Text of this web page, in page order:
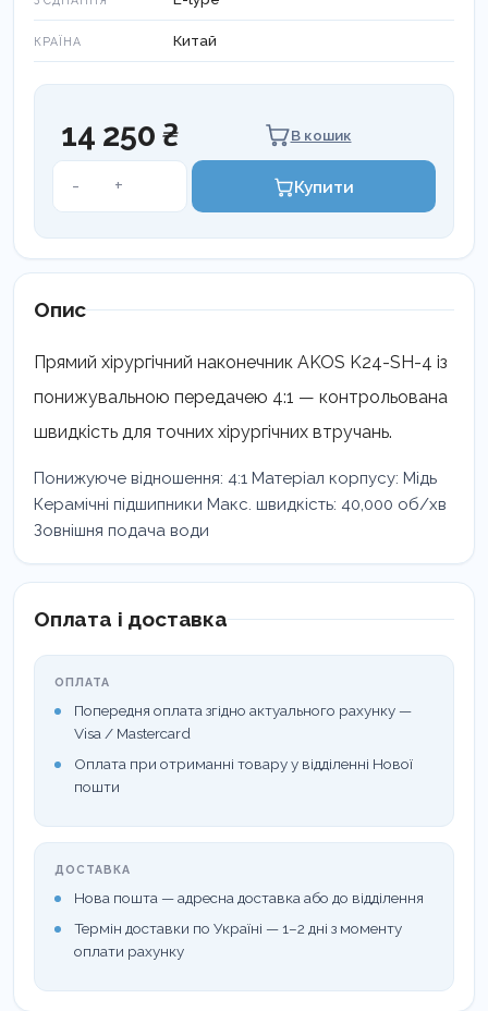
КРАЇНА Китай
14 250 ₴ В кошик
-
Наконечник
для
хірургії
SH-
кількість
+ Купити
Опис
Прямий хірургічний наконечник AKOS K24-SH-4 із
понижувальною передачею 4:1 — контрольована
швидкість для точних хірургічних втручань.
Понижуюче відношення: 4:1 Матеріал корпусу: Мідь
Керамічні підшипники Макс. швидкість: 40,000 об/хв
Зовнішня подача води
Оплата і доставка
ОПЛАТА
Попередня оплата згідно актуального рахунку —
Visa / Mastercard
Оплата при отриманні товару у відділенні Нової
пошти
ДОСТАВКА
Нова пошта — адресна доставка або до відділення
Термін доставки по Україні — 1–2 дні з моменту
оплати рахунку